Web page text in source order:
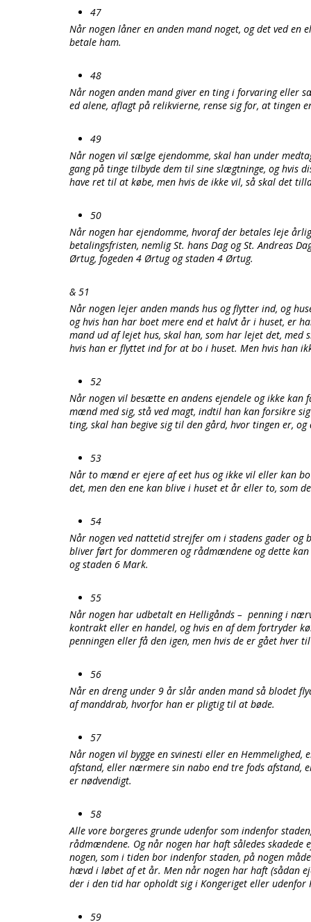
47
Når nogen låner en anden mand noget, og det ved
betale ham.
48
Når nogen anden mand giver en ting i forvaring eller
ed alene, aflagt på relikvierne, rense sig for, at tingen
49
Når nogen vil sælge ejendomme, skal han under
gang på tinge tilbyde dem til sine slægtninge, og hvis
have ret til at købe, men hvis de ikke vil, så skal det
50
Når nogen har ejendomme, hvoraf der betales leje
betalingsfristen, nemlig St. hans Dag og St. Andreas
Ørtug, fogeden 4 Ørtug og staden 4 Ørtug.
& 51
Når nogen lejer anden mands hus og flytter ind, og
og hvis han har boet mere end et halvt år i huset, er
mand ud af lejet hus, skal han, som har lejet det, med
hvis han er flyttet ind for at bo i huset. Men hvis han
52
Når nogen vil besætte en andens ejendele og ikke kan
mænd med sig, stå ved magt, indtil han kan forsikre
ting, skal han begive sig til den gård, hvor tingen er,
53
Når to mænd er ejere af eet hus og ikke vil eller kan
det, men den ene kan blive i huset et år eller to, som
54
Når nogen ved nattetid strejfer om i stadens gader og
bliver ført for dommeren og rådmændene og dette
og staden 6 Mark.
55
Når nogen har udbetalt en Helligånds – penning i
kontrakt eller en handel, og hvis en af dem fortryder
penningen eller få den igen, men hvis de er gået hver
56
Når en dreng under 9 år slår anden mand så blodet
af manddrab, hvorfor han er pligtig til at bøde.
57
Når nogen vil bygge en svinesti eller en
afstand, eller nærmere sin nabo end tre fods afstand,
er nødvendigt.
58
Alle vore borgeres grunde udenfor som indenfor
rådmændene. Og når nogen har haft således
nogen, som i tiden bor indenfor staden, på nogen
hævd i løbet af et år. Men når nogen har haft (sådan
der i den tid har opholdt sig i Kongeriget eller
59